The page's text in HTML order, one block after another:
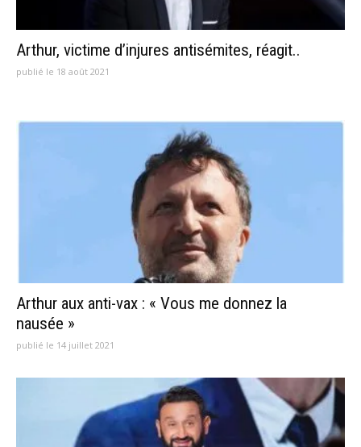
Arthur, victime d’injures antisémites, réagit..
publié le 18 août 2021
Arthur aux anti-vax : « Vous me donnez la
nausée »
publié le 14 juillet 2021